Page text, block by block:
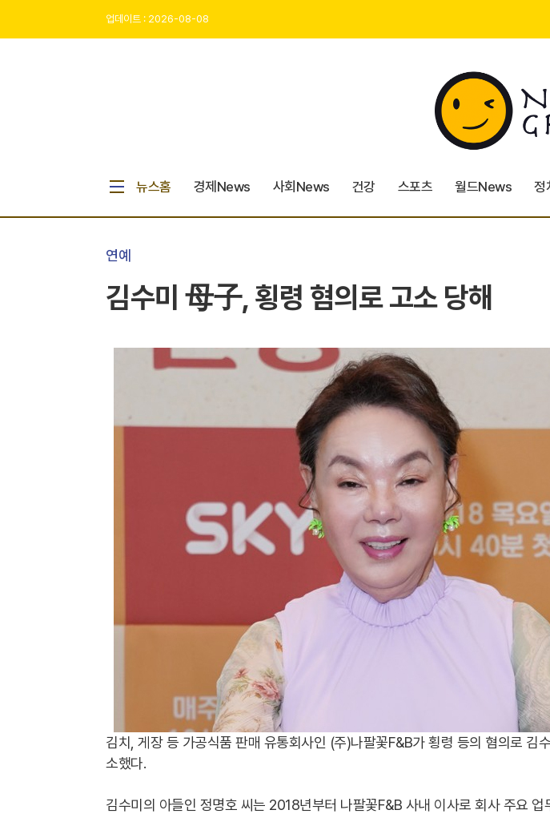
업데이트 : 2026-08-08
뉴스홈 경제News 사회News 건강 스포츠 월드News 정
연예
김수미 母子, 횡령 혐의로 고소 당해
김치, 게장 등 가공식품 판매 유통회사인 (주)나팔꽃F&B가 횡령 등의 혐의로 김
소했다.
김수미의 아들인 정명호 씨는 2018년부터 나팔꽃F&B 사내 이사로 회사 주요 업